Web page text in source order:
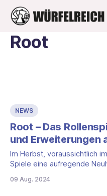
Root
NEWS
Root – Das
und Erweiterungen
Im Herbst, voraussichtlich
Spiele eine aufregende
Brettspiel Root – Ein Spiel
09 Aug. 2024